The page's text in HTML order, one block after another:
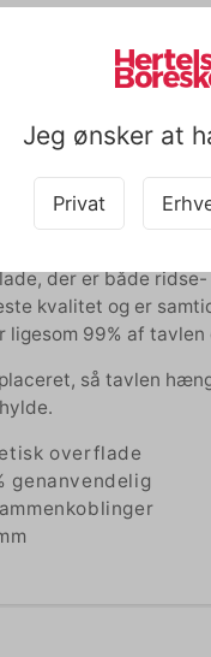
Jeg ønsker at
Privat
5 tavler 5950 x
sikrer en helt
Lintex er en
et svævende
er af
der er både
kvalitet og er
ligesom 99% af tavlen
så tavlen
overflade
genanvendelig